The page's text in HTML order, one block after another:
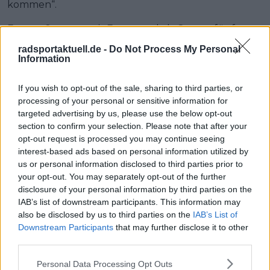
radsportaktuell.de - Do Not Process My Personal
Information
If you wish to opt-out of the sale, sharing to third parties, or
processing of your personal or sensitive information for
targeted advertising by us, please use the below opt-out
section to confirm your selection. Please note that after your
opt-out request is processed you may continue seeing
interest-based ads based on personal information utilized by
us or personal information disclosed to third parties prior to
your opt-out. You may separately opt-out of the further
disclosure of your personal information by third parties on the
IAB’s list of downstream participants. This information may
also be disclosed by us to third parties on the IAB’s List of
Downstream Participants that may further disclose it to other
Personal Data Processing Opt Outs
kommen“.
Etappe 2 startet mit Evenepoel als Gesamtfünfter
bei 19 Sekunden Rückstand, Lipowitz als Achter bei
35 Sekunden, und Red Bull hält beide Kapitäne
Jetzt kostenlos den RadsportAktuell-
Newsletter abonnieren!
Nachdem du auf „Abonnieren“ geklickt hast,
erhältst du sofort eine E-Mail von uns. Bei
einigen Lesern landet diese im Spam-
Ordner – überprüfe ihn daher bitte ebenfalls.
Alle wichtigen News, Ergebnisse und
Rennvorschauen – täglich kompakt per E-
Mail.
Abonnieren